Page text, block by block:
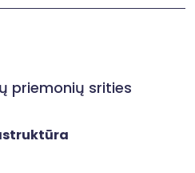
priemonių srities